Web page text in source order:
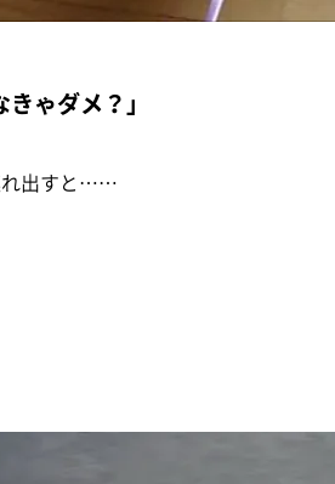
きゃダメ？」
れ出すと……